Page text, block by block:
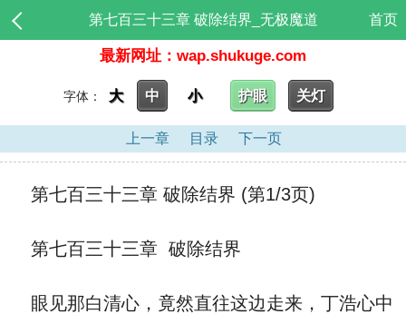
第七百三十三章 破除结界_无极魔道 首页
最新网址：wap.shukuge.com
字体： 大 中 小 护眼 关灯
上一章 目录 下一页
第七百三十三章 破除结界 (第1/3页)
第七百三十三章 破除结界
眼见那白清心，竟然直往这边走来，丁浩心中